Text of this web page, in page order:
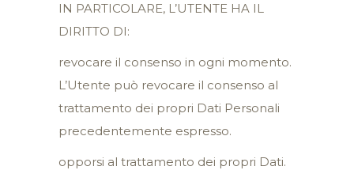
IN PARTICOLARE, L’UTENTE HA IL
DIRITTO DI:
revocare il consenso in ogni momento.
L’Utente può revocare il consenso al
trattamento dei propri Dati Personali
precedentemente espresso.
opporsi al trattamento dei propri Dati.